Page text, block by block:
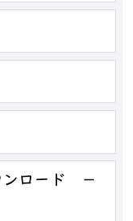
ンロード －